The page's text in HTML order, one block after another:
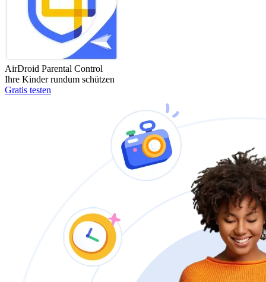
AirDroid Parental Control
Ihre Kinder rundum schützen
Gratis testen